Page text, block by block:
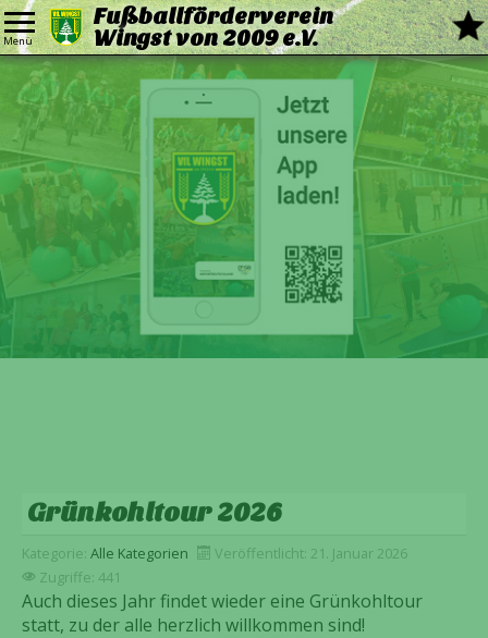
Menü
Fußballförderverein
Wingst von 2009 e.V.
Grünkohltour 2026
Kategorie: Alle Kategorien
Veröffentlicht: 21. Januar 2026
Zugriffe: 441
Auch dieses Jahr findet wieder eine Grünkohltour
statt, zu der alle herzlich willkommen sind!